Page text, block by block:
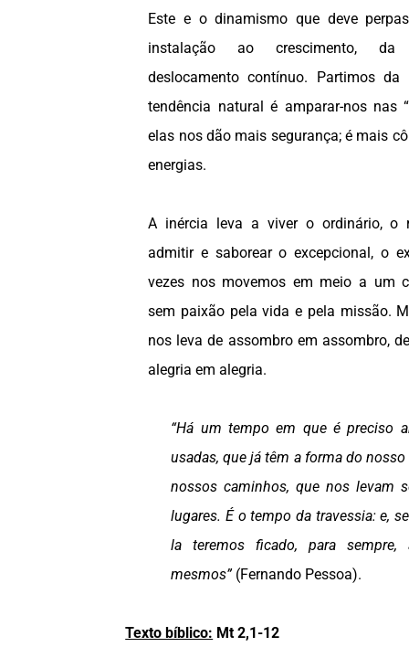
Este e o dinamismo que deve
instalação ao crescimento, da
deslocamento contínuo. Partimos
tendência natural é amparar-nos nas
elas nos dão mais segurança; é mais
energias.
A inércia leva a viver o ordinário, o
admitir e saborear o excepcional, o
vezes nos movemos em meio a um
sem paixão pela vida e pela missão.
nos leva de assombro em assombro,
alegria em alegria.
“Há um tempo em que é preciso
usadas, que já têm a forma do
nossos caminhos, que nos levam
lugares. É o tempo da travessia: e,
la teremos ficado, para
mesmos”(Fernando Pessoa).
Texto bíblico: Mt 2,1-12